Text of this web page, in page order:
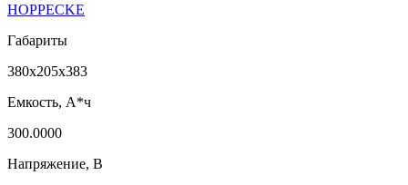
HOPPECKE
Габариты
380x205x383
Емкость, А*ч
300.0000
Напряжение, В